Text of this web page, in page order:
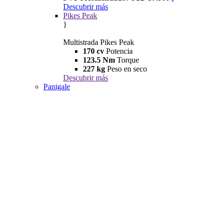
Descubrir más
Pikes Peak
}
Multistrada Pikes Peak
170 cv Potencia
123.5 Nm Torque
227 kg Peso en seco
Descubrir más
Panigale